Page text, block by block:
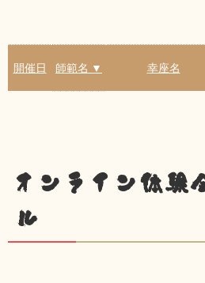
開催日 師範名 ▼ 幸座名
オンライン体験
ル